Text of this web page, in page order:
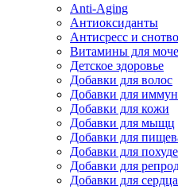
Anti-Aging
Антиоксиданты
Антисресс и
Витамины для
Детское здоровье
Добавки для волос
Добавки для
Добавки для кожи
Добавки для мыщц
Добавки для
Добавки для
Добавки для
Добавки для